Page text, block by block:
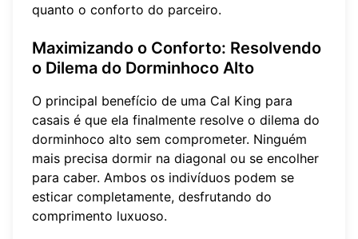
quanto o conforto do parceiro.
Maximizando o Conforto: Resolvendo
o Dilema do Dorminhoco Alto
O principal benefício de uma Cal King para
casais é que ela finalmente resolve o dilema do
dorminhoco alto sem comprometer. Ninguém
mais precisa dormir na diagonal ou se encolher
para caber. Ambos os indivíduos podem se
esticar completamente, desfrutando do
comprimento luxuoso.